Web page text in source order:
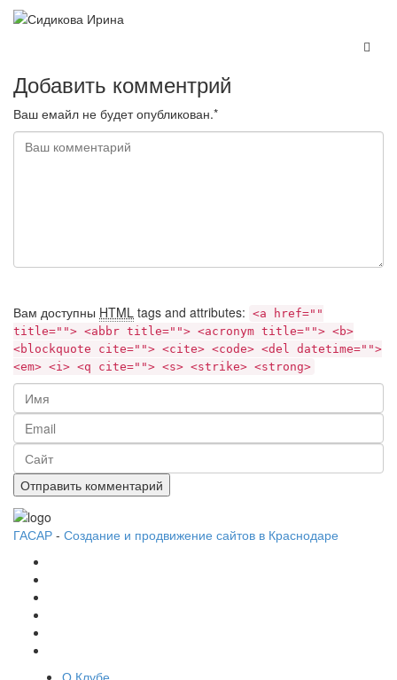
Добавить комментрий
Ваш емайл не будет опубликован.*
Вам доступны HTML tags and attributes: <a href=""
title=""> <abbr title=""> <acronym title=""> <b>
<blockquote cite=""> <cite> <code> <del datetime="">
<em> <i> <q cite=""> <s> <strike> <strong>
ГАСАР - Создание и продвижение сайтов в Краснодаре
О Клубе